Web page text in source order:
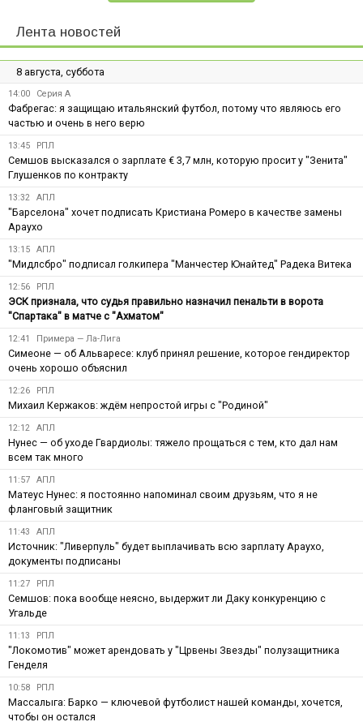
Лента новостей
8 августа, суббота
14:00 Серия А
Фабрегас: я защищаю итальянский футбол, потому что являюсь его
частью и очень в него верю
13:45 РПЛ
Семшов высказался о зарплате € 3,7 млн, которую просит у "Зенита"
Глушенков по контракту
13:32 АПЛ
"Барселона" хочет подписать Кристиана Ромеро в качестве замены
Араухо
13:15 АПЛ
"Мидлсбро" подписал голкипера "Манчестер Юнайтед" Радека Витека
12:56 РПЛ
ЭСК признала, что судья правильно назначил пенальти в ворота
"Спартака" в матче с "Ахматом"
12:41 Примера — Ла-Лига
Симеоне — об Альваресе: клуб принял решение, которое гендиректор
очень хорошо объяснил
12:26 РПЛ
Михаил Кержаков: ждём непростой игры с "Родиной"
12:12 АПЛ
Нунес — об уходе Гвардиолы: тяжело прощаться с тем, кто дал нам
всем так много
11:57 АПЛ
Матеус Нунес: я постоянно напоминал своим друзьям, что я не
фланговый защитник
11:43 АПЛ
Источник: "Ливерпуль" будет выплачивать всю зарплату Араухо,
документы подписаны
11:27 РПЛ
Семшов: пока вообще неясно, выдержит ли Даку конкуренцию с
Угальде
11:13 РПЛ
"Локомотив" может арендовать у "Црвены Звезды" полузащитника
Генделя
10:58 РПЛ
Массалыга: Барко — ключевой футболист нашей команды, хочется,
чтобы он остался